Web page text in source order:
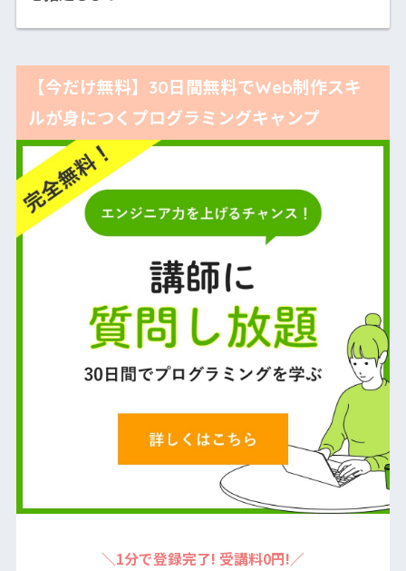
【今だけ無料】30日間無料でWeb制作スキ
ルが身につくプログラミングキャンプ
＼1分で登録完了! 受講料0円!／